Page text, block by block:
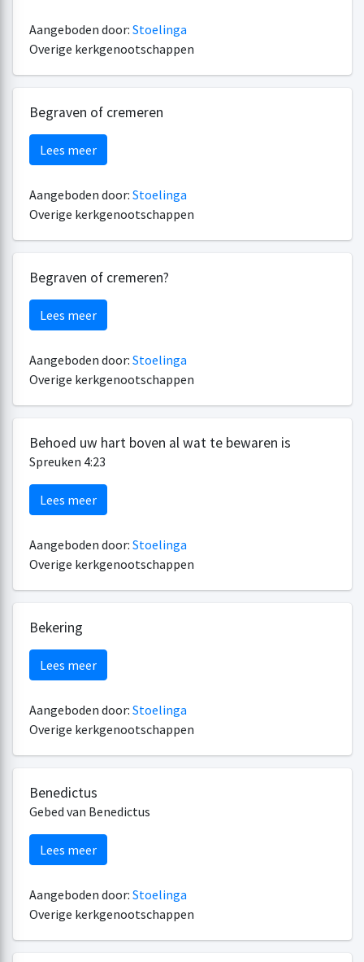
Aangeboden door: Stoelinga
Overige kerkgenootschappen
Begraven of cremeren
Lees meer
Aangeboden door: Stoelinga
Overige kerkgenootschappen
Begraven of cremeren?
Lees meer
Aangeboden door: Stoelinga
Overige kerkgenootschappen
Behoed uw hart boven al wat te bewaren is
Spreuken 4:23
Lees meer
Aangeboden door: Stoelinga
Overige kerkgenootschappen
Bekering
Lees meer
Aangeboden door: Stoelinga
Overige kerkgenootschappen
Benedictus
Gebed van Benedictus
Lees meer
Aangeboden door: Stoelinga
Overige kerkgenootschappen